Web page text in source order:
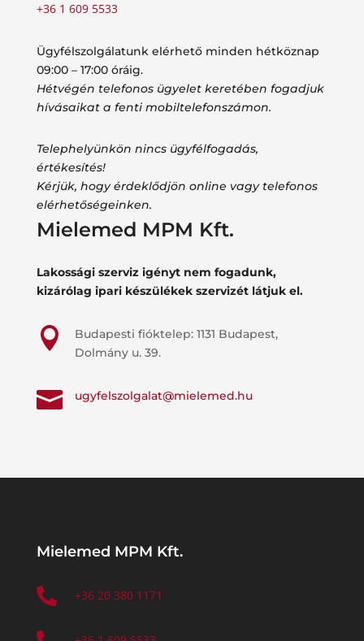
+36 1 609 5533
Ügyfélszolgálatunk elérhető minden hétköznap
09:00 – 17:00 óráig.
Hétvégén telefonos ügyelet keretében fogadjuk
hívásaikat a fenti mobiltelefonszámon.
Telephelyünkön nincs ügyfélfogadás,
értékesítés!
Kérjük, hogy érdeklődjön online vagy telefonos
elérhetőségeinken.
Mielemed MPM Kft.
Lakossági szerviz igényt nem fogadunk,
kizárólag ipari készülékek szervizét látjuk el.

Budapesti fióktelep: 1131 Budapest,
Dolmány u. 39.
 ugyfelszolgalat@mielemed.hu
Mielemed MPM Kft.
 +36 20 380 1171